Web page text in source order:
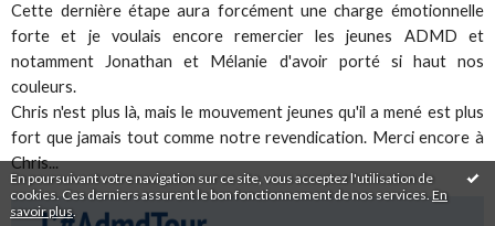
En poursuivant votre navigation sur ce site, vous acceptez l'utilisation de
cookies. Ces derniers assurent le bon fonctionnement de nos services. En
savoir plus.
Cette dernière étape aura forcément une charge émotionnelle
forte et je voulais encore remercier les jeunes ADMD et
notamment Jonathan et Mélanie d'avoir porté si haut nos
couleurs.
Chris n'est plus là, mais le mouvement jeunes qu'il a mené est plus
fort que jamais tout comme notre revendication. Merci encore à
Chris...